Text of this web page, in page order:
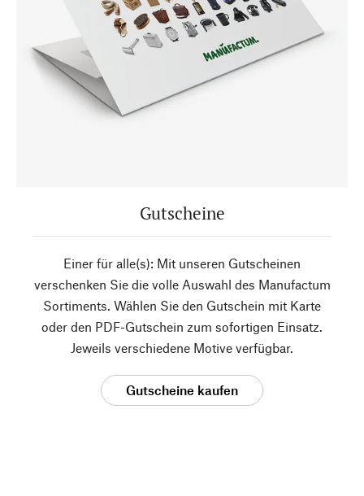
Gutscheine
Einer für alle(s): Mit unseren Gutscheinen
verschenken Sie die volle Auswahl des Manufactum
Sortiments. Wählen Sie den Gutschein mit Karte
oder den PDF-Gutschein zum sofortigen Einsatz.
Jeweils verschiedene Motive verfügbar.
Gutscheine kaufen